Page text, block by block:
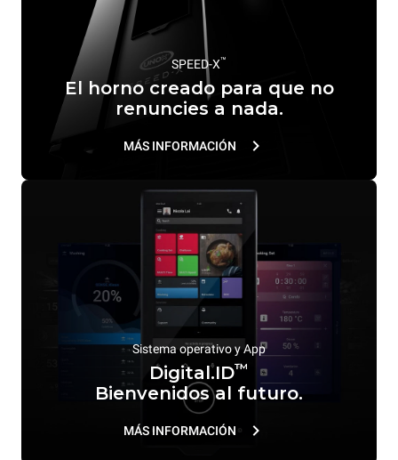
SPEED-X™
El horno creado para que no
renuncies a nada.
MÁS INFORMACIÓN
Sistema operativo y App
Digital.ID™
Bienvenidos al futuro.
MÁS INFORMACIÓN